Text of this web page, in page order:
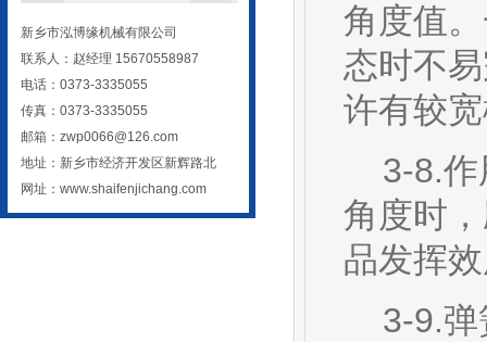
新乡市泓博缘机械有限公司
联系人：赵经理 15670558987
电话：0373-3335055
传真：0373-3335055
邮箱：zwp0066@126.com
地址：新乡市经济开发区新辉路北
网址： www.shaifenjichang.com
角度值
态时不
许有较
3-8.作
角度时
品发挥
3-9.弹